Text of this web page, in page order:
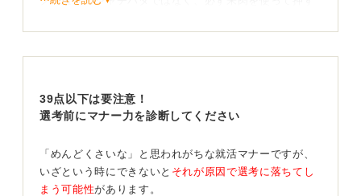
今後の社会人生活のために朱肉を使う印鑑を用意し
ておこう
実印を使う必要はありません。いわゆる認印で問題あり
ませんが、朱肉を使うことが条件です。
39点以下は要注意！
選考前にマナー力を診断してください
「めんどくさいな」と思われがちな就活マナーですが、
いざという時にできないと それが原因で選考に落ちてし
まう可能性があります。